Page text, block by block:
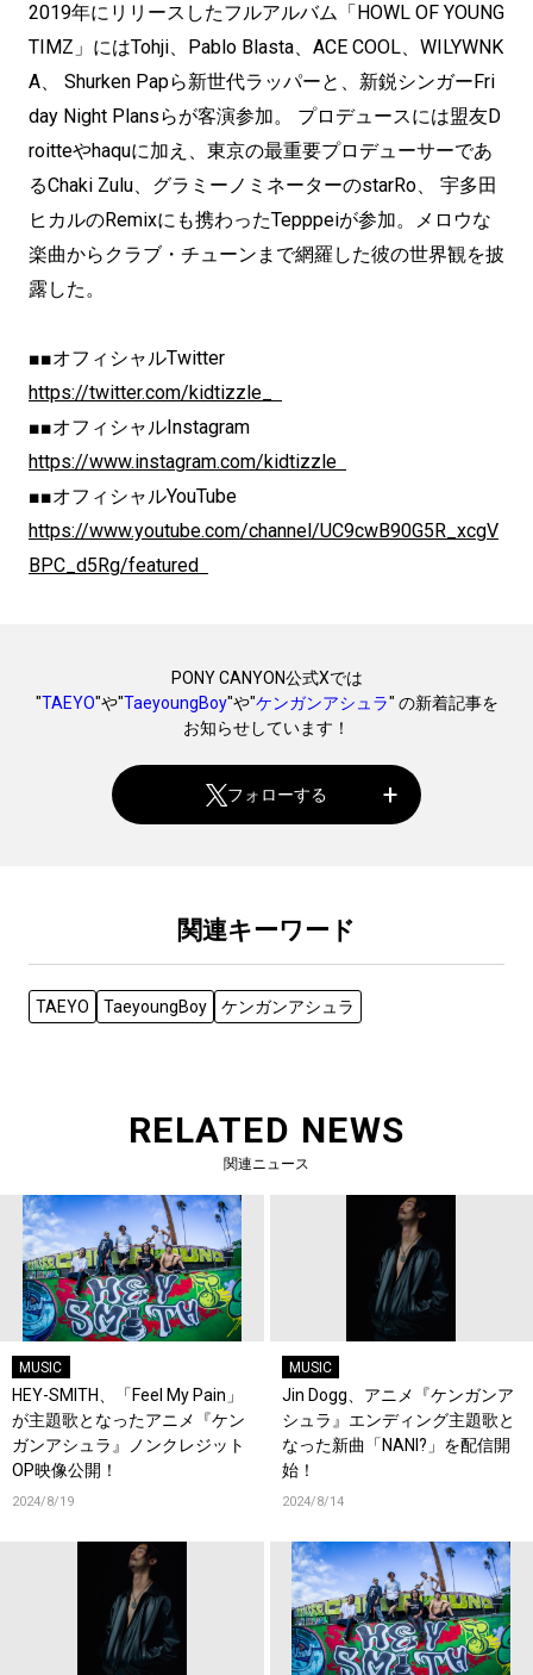
2019年にリリースしたフルアルバム「HOWL OF YOUNG
TIMZ」にはTohji、Pablo Blasta、ACE COOL、WILYWNK
A、 Shurken Papら新世代ラッパーと、新鋭シンガーFri
day Night Plansらが客演参加。 プロデュースには盟友D
roitteやhaquに加え、東京の最重要プロデューサーであ
るChaki Zulu、グラミーノミネーターのstarRo、 宇多田
ヒカルのRemixにも携わったTepppeiが参加。メロウな
楽曲からクラブ・チューンまで網羅した彼の世界観を披
露した。
■■オフィシャルTwitter
https://twitter.com/kidtizzle_
■■オフィシャルInstagram
https://www.instagram.com/kidtizzle
■■オフィシャルYouTube
https://www.youtube.com/channel/UC9cwB90G5R_xcgV
BPC_d5Rg/featured
PONY CANYON公式Xでは
"TAEYO"や"TaeyoungBoy"や"ケンガンアシュラ" の新着記事を
お知らせしています！
フォローする
関連キーワード
TAEYO TaeyoungBoy ケンガンアシュラ
RELATED NEWS
関連ニュース
MUSIC
HEY-SMITH、「Feel My Pain」
が主題歌となったアニメ『ケン
ガンアシュラ』ノンクレジット
OP映像公開！
2024/8/19
MUSIC
Jin Dogg、アニメ『ケンガンア
シュラ』エンディング主題歌と
なった新曲「NANI?」を配信開
始！
2024/8/14